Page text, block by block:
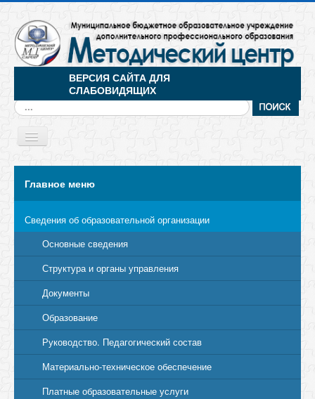
ВЕРСИЯ САЙТА ДЛЯ
СЛАБОВИДЯЩИХ
Искать...
Toggle
Главное меню
Сведения об образовательной организации
Основные сведения
Структура и органы управления
Документы
Образование
Руководство. Педагогический состав
Материально-техническое обеспечение
Платные образовательные услуги